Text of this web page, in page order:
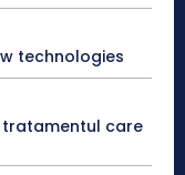
technologies
tratamentul care